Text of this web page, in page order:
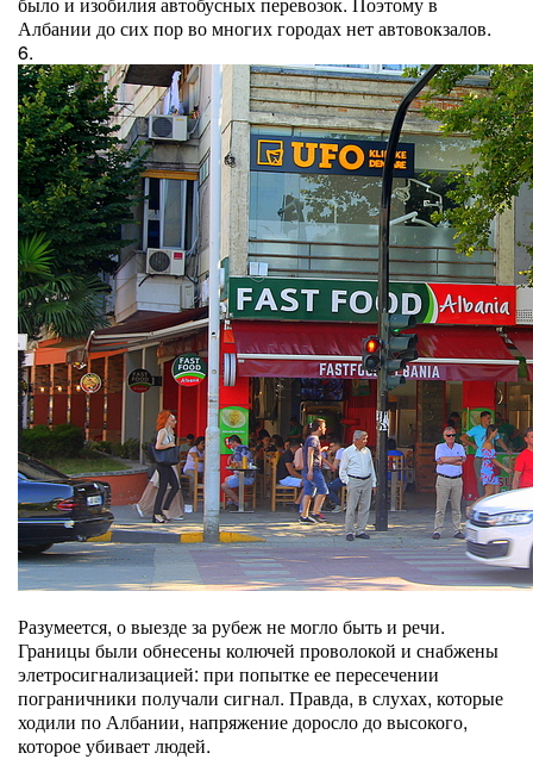
Албании до сих пор во многих городах нет автовокзалов.
6.
Разумеется, о выезде за рубеж не могло быть и речи.
Границы были обнесены колючей проволокой и снабжены
элетросигнализацией: при попытке ее пересечении
пограничники получали сигнал. Правда, в слухах, которые
ходили по Албании, напряжение доросло до высокого,
которое убивает людей.